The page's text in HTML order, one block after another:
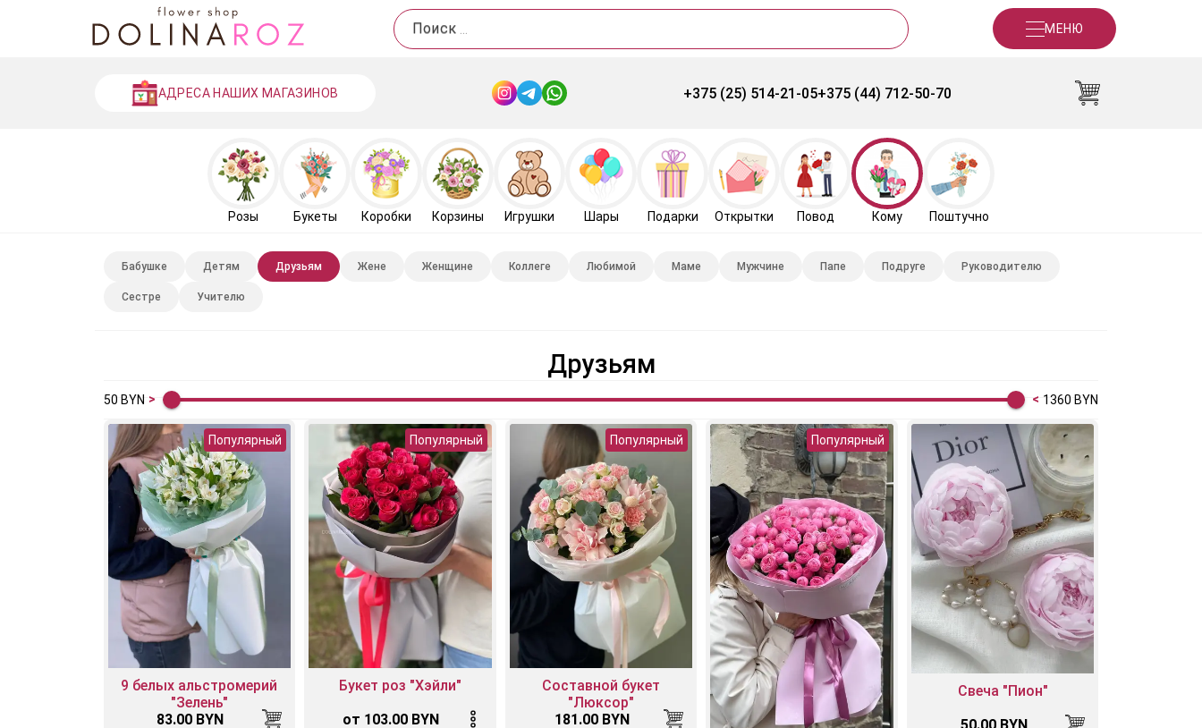
Поиск МЕНЮ
АДРЕСА НАШИХ МАГАЗИНОВ +375 (25) 514-21-05+375 (44) 712-50-70
Розы Букеты Коробки Корзины Игрушки Шары Подарки Открытки Повод Кому Поштучно
Бабушке Детям Друзьям Жене Женщине Коллеге Любимой Маме Мужчине Папе Подруге Руководителю
Сестре Учителю
Друзьям
50 BYN 1360 BYN
9 белых альстромерий
"Зелень"
Популярный
83.00 BYN
Букет роз "Хэйли"
Популярный
от 103.00 BYN
Составной букет
"Люксор"
Популярный
181.00 BYN
Популярный
Свеча "Пион"
50.00 BYN